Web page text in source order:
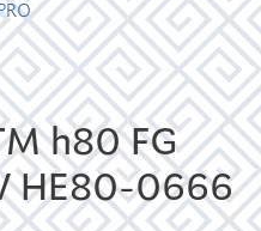
h80 FG
HE80-0666